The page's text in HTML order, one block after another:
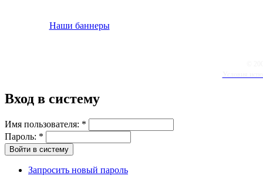
Наши баннеры
Вход в систему
Имя пользователя: *
Пароль: *
Запросить новый пароль